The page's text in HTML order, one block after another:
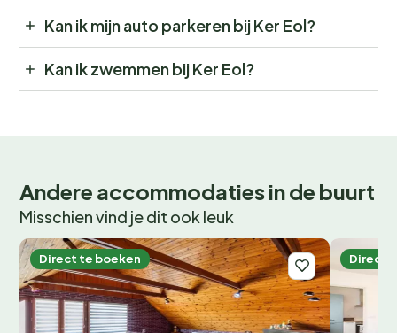
Kan ik mijn auto parkeren bij Ker Eol?
Kan ik zwemmen bij Ker Eol?
Andere accommodaties in de buurt
Misschien vind je dit ook leuk
Direct te boeken Direct